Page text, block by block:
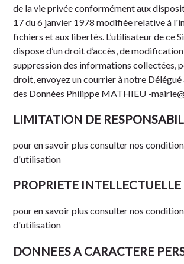
de la vie privée conformément aux
17 du 6 janvier 1978modifiée relative à
fichiers et aux libertés. L’utilisateur de ce
dispose d’un droit d’accès, de
suppression des informations collectées,
droit, envoyez un courrierà notre
des Données Philippe MATHIEU -
LIMITATION DE
pour en savoir plusconsulter nos
d'utilisation
PROPRIETE INTELLECTUELLE
pour en savoir plusconsulter nos
d'utilisation
DONNEES A CARACTERE